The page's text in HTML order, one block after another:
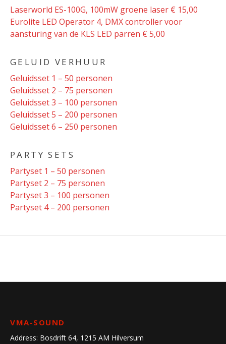
Laserworld ES-100G, 100mW groene laser € 15,00
Eurolite LED Operator 4, DMX controller voor
aansturing van de KLS LED parren € 5,00
GELUID VERHUUR
Geluidsset 1 – 50 personen
Geluidsset 2 – 75 personen
Geluidsset 3 – 100 personen
Geluidsset 5 – 200 personen
Geluidsset 6 – 250 personen
PARTY SETS
Partyset 1 – 50 personen
Partyset 2 – 75 personen
Partyset 3 – 100 personen
Partyset 4 – 200 personen
VMA-SOUND
Address: Bosdrift 64, 1215 AM Hilversum